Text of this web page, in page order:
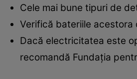
Cele mai bune tipuri de
Verifică bateriile acestora
Dacă electricitatea este
recomandă Fundaţia